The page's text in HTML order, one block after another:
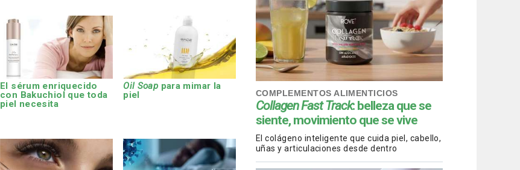
COMPLEMENTOS ALIMENTICIOS
Collagen Fast Track: belleza que se
siente, movimiento que se vive
El colágeno inteligente que cuida piel, cabello,
uñas y articulaciones desde dentro
El sérum enriquecido
con Bakuchiol que toda
piel necesita
Oil Soap para mimar la
piel